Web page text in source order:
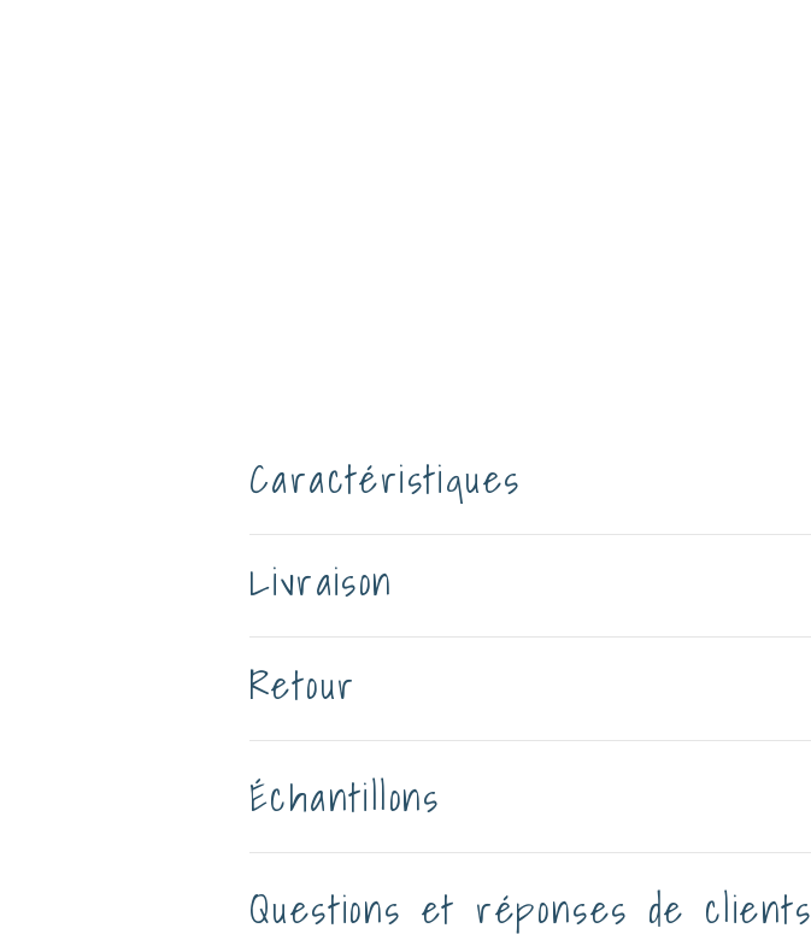
Caractéristiques
Livraison
Retour
Échantillons
Questions et réponses de clients